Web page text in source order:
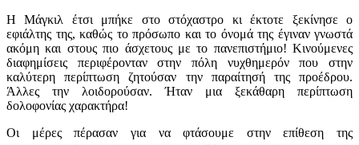
Η Μάγκιλ έτσι μπήκε στο στόχαστρο κι έκτοτε ξεκίνησε ο
εφιάλτης της, καθώς το πρόσωπο και το όνομά της έγιναν γνωστά
ακόμη και στους πιο άσχετους με το πανεπιστήμιο! Κινούμενες
διαφημίσεις περιφέρονταν στην πόλη νυχθημερόν που στην
καλύτερη περίπτωση ζητούσαν την παραίτησή της προέδρου.
Άλλες την λοιδορούσαν. Ήταν μια ξεκάθαρη περίπτωση
δολοφονίας χαρακτήρα!
Οι μέρες πέρασαν για να φτάσουμε στην επίθεση της